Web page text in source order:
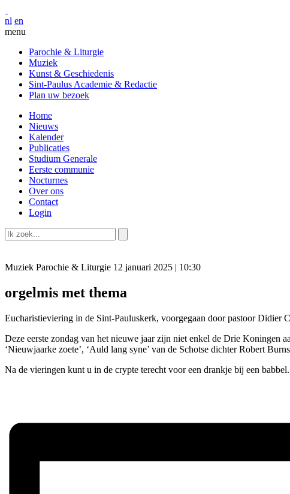
nl en
menu
Parochie & Liturgie
Muziek
Kunst & Geschiedenis
Sint-Paulus Academie & Redactie
Plan uw bezoek
Home
Nieuws
Kalender
Publicaties
Studium Generale
Eerste communie
Nocturnes
Over ons
Contact
Login
Muziek Parochie & Liturgie 12 januari 2025 | 10:30
orgelmis met thema
Eucharistieviering in de Sint-Pauluskerk, voorgegaan door pastoor Didier
Deze eerste zondag van het nieuwe jaar zijn niet enkel de Drie Koningen
‘Nieuwjaarke zoete’, ‘Auld lang syne’ van de Schotse dichter Robert
Na de vieringen kunt u in de crypte terecht voor een drankje bij een babbel.